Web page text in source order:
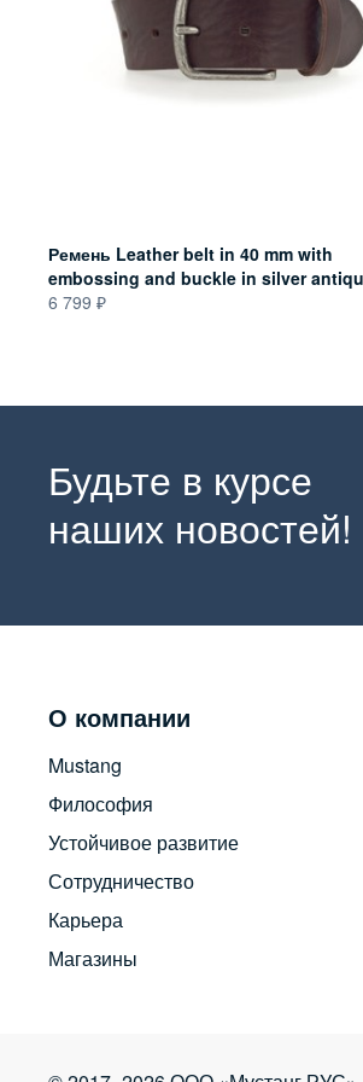
Ремень Leather belt in 40 mm with
embossing and buckle in silver
6 799
Будьте в курсе
наших новостей!
О компании
Mustang
Философия
Устойчивое развитие
Сотрудничество
Карьера
Магазины